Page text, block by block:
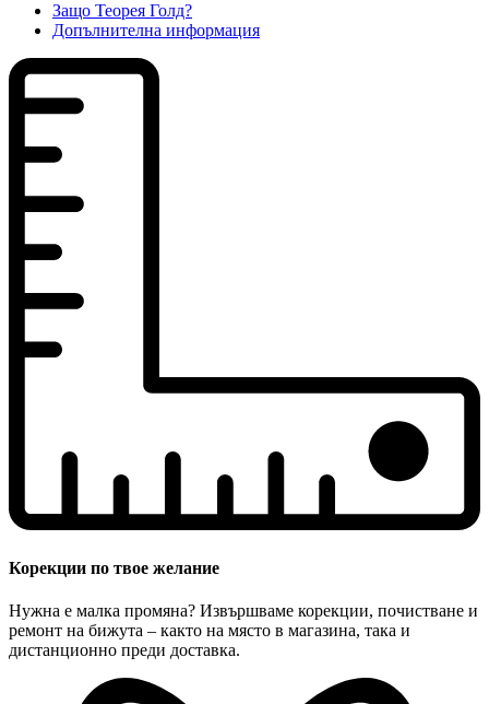
Защо Теорея Голд?
Допълнителна информация
Корекции по твое желание
Нужна е малка промяна? Извършваме корекции, почистване и
ремонт на бижута – както на място в магазина, така и
дистанционно преди доставка.